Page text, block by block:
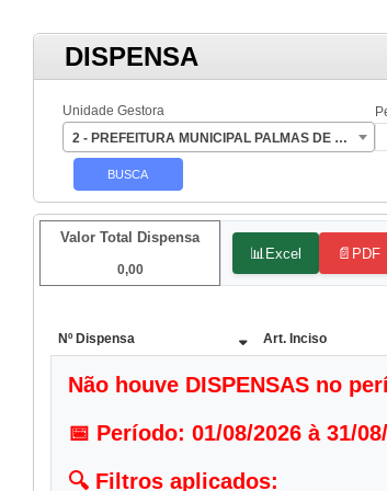
DISPENSA
Unidade Gestora
2 - PREFEITURA MUNICIPAL PALMAS DE MONTE ALTO
Valor Total Dispensa
0,00
📊 Excel 📄 PDF
Nº Dispensa Art. Inciso
Não houve DISPENSAS no
📅 Período: 01/08/2026 à 31/
🔍 Filtros aplicados: